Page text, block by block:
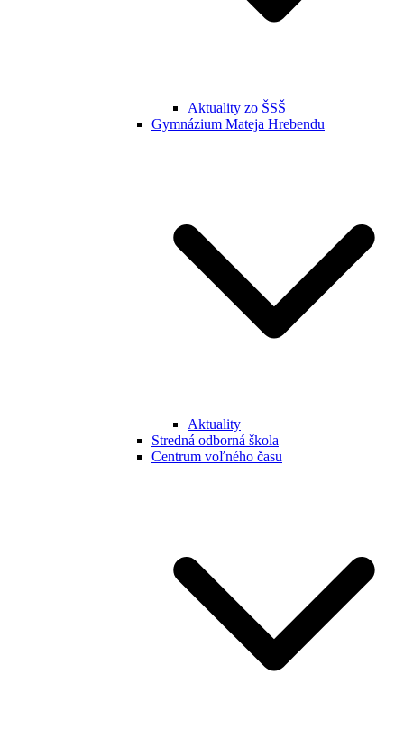
Aktuality zo ŠSŠ
Gymnázium Mateja Hrebendu
Aktuality
Stredná odborná škola
Centrum voľného času